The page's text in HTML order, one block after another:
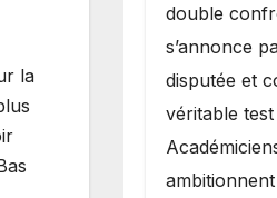
la
double
s’annonce
disputée et
véritable